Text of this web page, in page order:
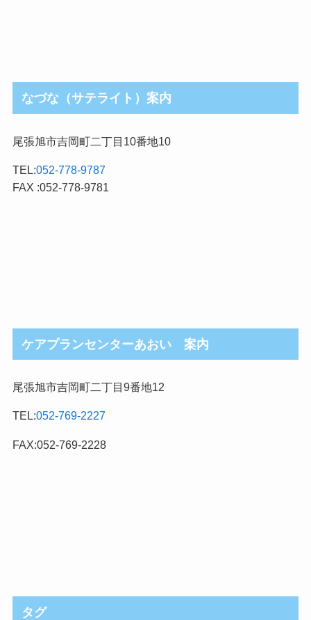
なづな（サテライト）案内
尾張旭市吉岡町二丁目10番地10
TEL:052-778-9787
FAX :052-778-9781
ケアプランセンターあおい 案内
尾張旭市吉岡町二丁目9番地12
TEL:052-769-2227
FAX:052-769-2228
タグ